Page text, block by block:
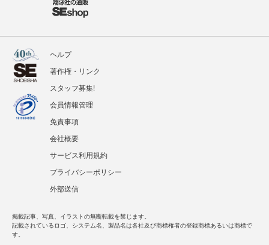
ヘルプ
著作権・リンク
スタッフ募集!
会員情報管理
免責事項
会社概要
サービス利用規約
プライバシーポリシー
外部送信
掲載記事、写真、イラストの無断転載を禁じます。
記載されているロゴ、システム名、製品名は各社及び商標権者の登録商標あるいは商標で
す。